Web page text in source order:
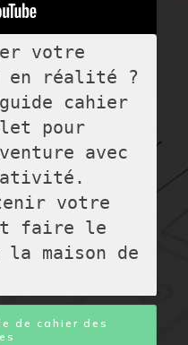
votre
en réalité ?
cahier
pour
avec
votre
faire le
la maison de
de cahier des